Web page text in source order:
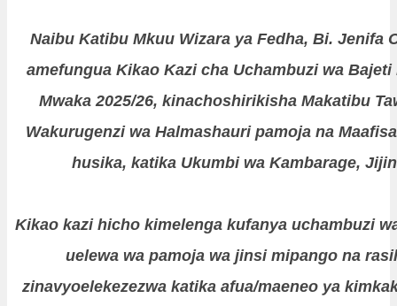
Naibu Katibu Mkuu Wizara ya Fedha, Bi. Jenifa
amefungua Kikao Kazi cha Uchambuzi wa
Mwaka 2025/26, kinachoshirikisha Makatibu
Wakurugenzi wa Halmashauri pamoja na
husika, katika Ukumbi wa Kambarage,
Kikao kazi hicho kimelenga kufanya uchambuzi
uelewa wa pamoja wa jinsi mipango na
zinavyoelekezezwa katika afua/maeneo ya